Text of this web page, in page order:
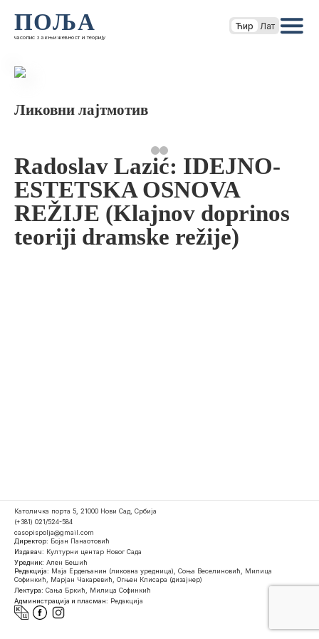
ПОЉА
часопис за књижевност и теорију
Ћир Лат
Ликовни лајтмотив
Radoslav Lazić: IDEJNO-
ESTETSKA OSNOVA
REŽIJE (Klajnov doprinos
teoriji dramske režije)
Католичка порта 5, 21000 Нови Сад, Србија
(+381) 021/524-584
casopispolja@gmail.com
Директор: Бојан Панаотовић
Издавач: Културни центар Новог Сада
Уредник: Ален Бешић
Редакција: Маја Ердељанин (ликовна уредница), Соња Веселиновић, Милица
Софинкић, Марјан Чакаревић, Огњен Клисара (дизајнер)
Лектура: Сања Бркић, Милица Софинкић
Администрација и пласман: Редакција